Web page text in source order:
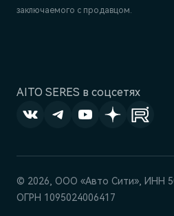
AITO SERES в соцсетях
заключаемого с продавцом.
© 2026, ООО «‎Авто Сити», ИНН
ОГРН 1095024006417